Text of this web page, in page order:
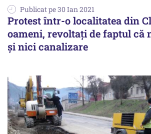
Publicat pe 30 Ian 2021
Protest într-o localitatea din
oameni, revoltați de faptul că
și nici canalizare